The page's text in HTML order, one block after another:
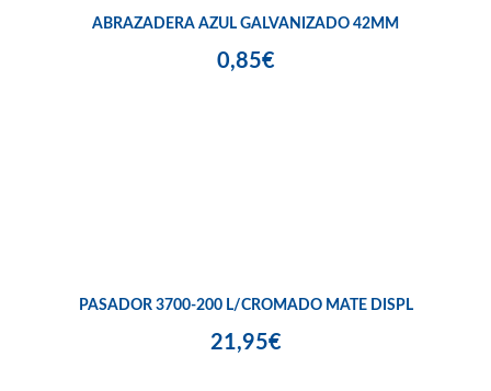
ABRAZADERA AZUL GALVANIZADO 42MM
0,85€
PASADOR 3700-200 L/CROMADO MATE DISPL
21,95€